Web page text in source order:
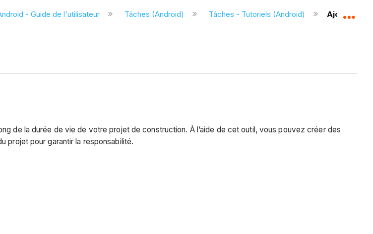
- Guide de l'utilisateur Tâches (Android) Tâches - Tutoriels (Android) Ajouter
de la durée de vie de votre projet de construction. À l’aide de cet outil, vous pouvez créer des
projet pour garantir la responsabilité.